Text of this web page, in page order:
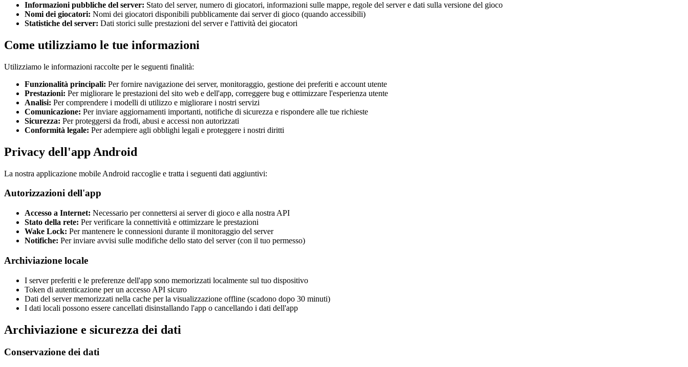
Informazioni pubbliche del server: Stato del server, numero di giocatori, informazioni sulle mappe, regole del server e dati sulla versione del gioco
Nomi dei giocatori: Nomi dei giocatori disponibili pubblicamente dai server di gioco (quando accessibili)
Statistiche del server: Dati storici sulle prestazioni del server e l'attività dei giocatori
Come utilizziamo le tue informazioni
Utilizziamo le informazioni raccolte per le seguenti finalità:
Funzionalità principali: Per fornire navigazione dei server, monitoraggio, gestione dei preferiti e account utente
Prestazioni: Per migliorare le prestazioni del sito web e dell'app, correggere bug e ottimizzare l'esperienza utente
Analisi: Per comprendere i modelli di utilizzo e migliorare i nostri servizi
Comunicazione: Per inviare aggiornamenti importanti, notifiche di sicurezza e rispondere alle tue richieste
Sicurezza: Per proteggersi da frodi, abusi e accessi non autorizzati
Conformità legale: Per adempiere agli obblighi legali e proteggere i nostri diritti
Privacy dell'app Android
La nostra applicazione mobile Android raccoglie e tratta i seguenti dati aggiuntivi:
Autorizzazioni dell'app
Accesso a Internet: Necessario per connettersi ai server di gioco e alla nostra API
Stato della rete: Per verificare la connettività e ottimizzare le prestazioni
Wake Lock: Per mantenere le connessioni durante il monitoraggio del server
Notifiche: Per inviare avvisi sulle modifiche dello stato del server (con il tuo permesso)
Archiviazione locale
I server preferiti e le preferenze dell'app sono memorizzati localmente sul tuo dispositivo
Token di autenticazione per un accesso API sicuro
Dati del server memorizzati nella cache per la visualizzazione offline (scadono dopo 30 minuti)
I dati locali possono essere cancellati disinstallando l'app o cancellando i dati dell'app
Archiviazione e sicurezza dei dati
Conservazione dei dati